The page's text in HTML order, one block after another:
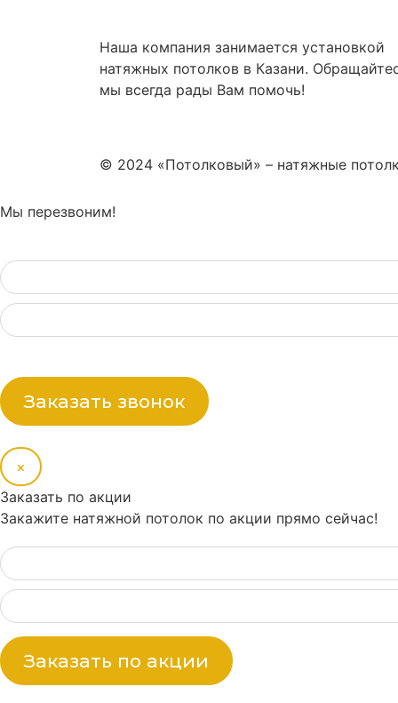
Наша компания занимается установкой
натяжных потолков в Казани.
мы всегда рады Вам помочь!
© 2024 «Потолковый» – натяжные
Мы перезвоним!
Заказать звонок
×
Заказать по акции
Закажите натяжной потолок по акции прямо сейчас!
Заказать по акции